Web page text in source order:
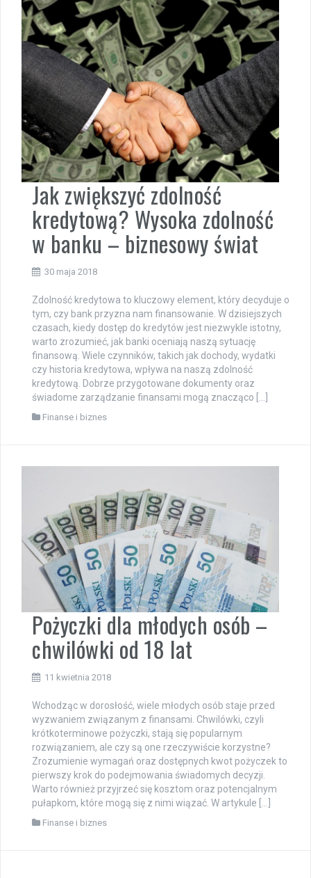
Jak zwiększyć zdolność
kredytową? Wysoka zdolność
w banku – biznesowy świat
30 maja 2018
Zdolność kredytowa to kluczowy element, który decyduje o
tym, czy bank przyzna nam finansowanie. W dzisiejszych
czasach, kiedy dostęp do kredytów jest niezwykle istotny,
warto zrozumieć, jak banki oceniają naszą sytuację
finansową. Wiele czynników, takich jak dochody, wydatki
czy historia kredytowa, wpływa na naszą zdolność
kredytową. Dobrze przygotowane dokumenty oraz
świadome zarządzanie finansami mogą znacząco […]
Finanse i biznes
Pożyczki dla młodych osób –
chwilówki od 18 lat
11 kwietnia 2018
Wchodząc w dorosłość, wiele młodych osób staje przed
wyzwaniem związanym z finansami. Chwilówki, czyli
krótkoterminowe pożyczki, stają się popularnym
rozwiązaniem, ale czy są one rzeczywiście korzystne?
Zrozumienie wymagań oraz dostępnych kwot pożyczek to
pierwszy krok do podejmowania świadomych decyzji.
Warto również przyjrzeć się kosztom oraz potencjalnym
pułapkom, które mogą się z nimi wiązać. W artykule […]
Finanse i biznes